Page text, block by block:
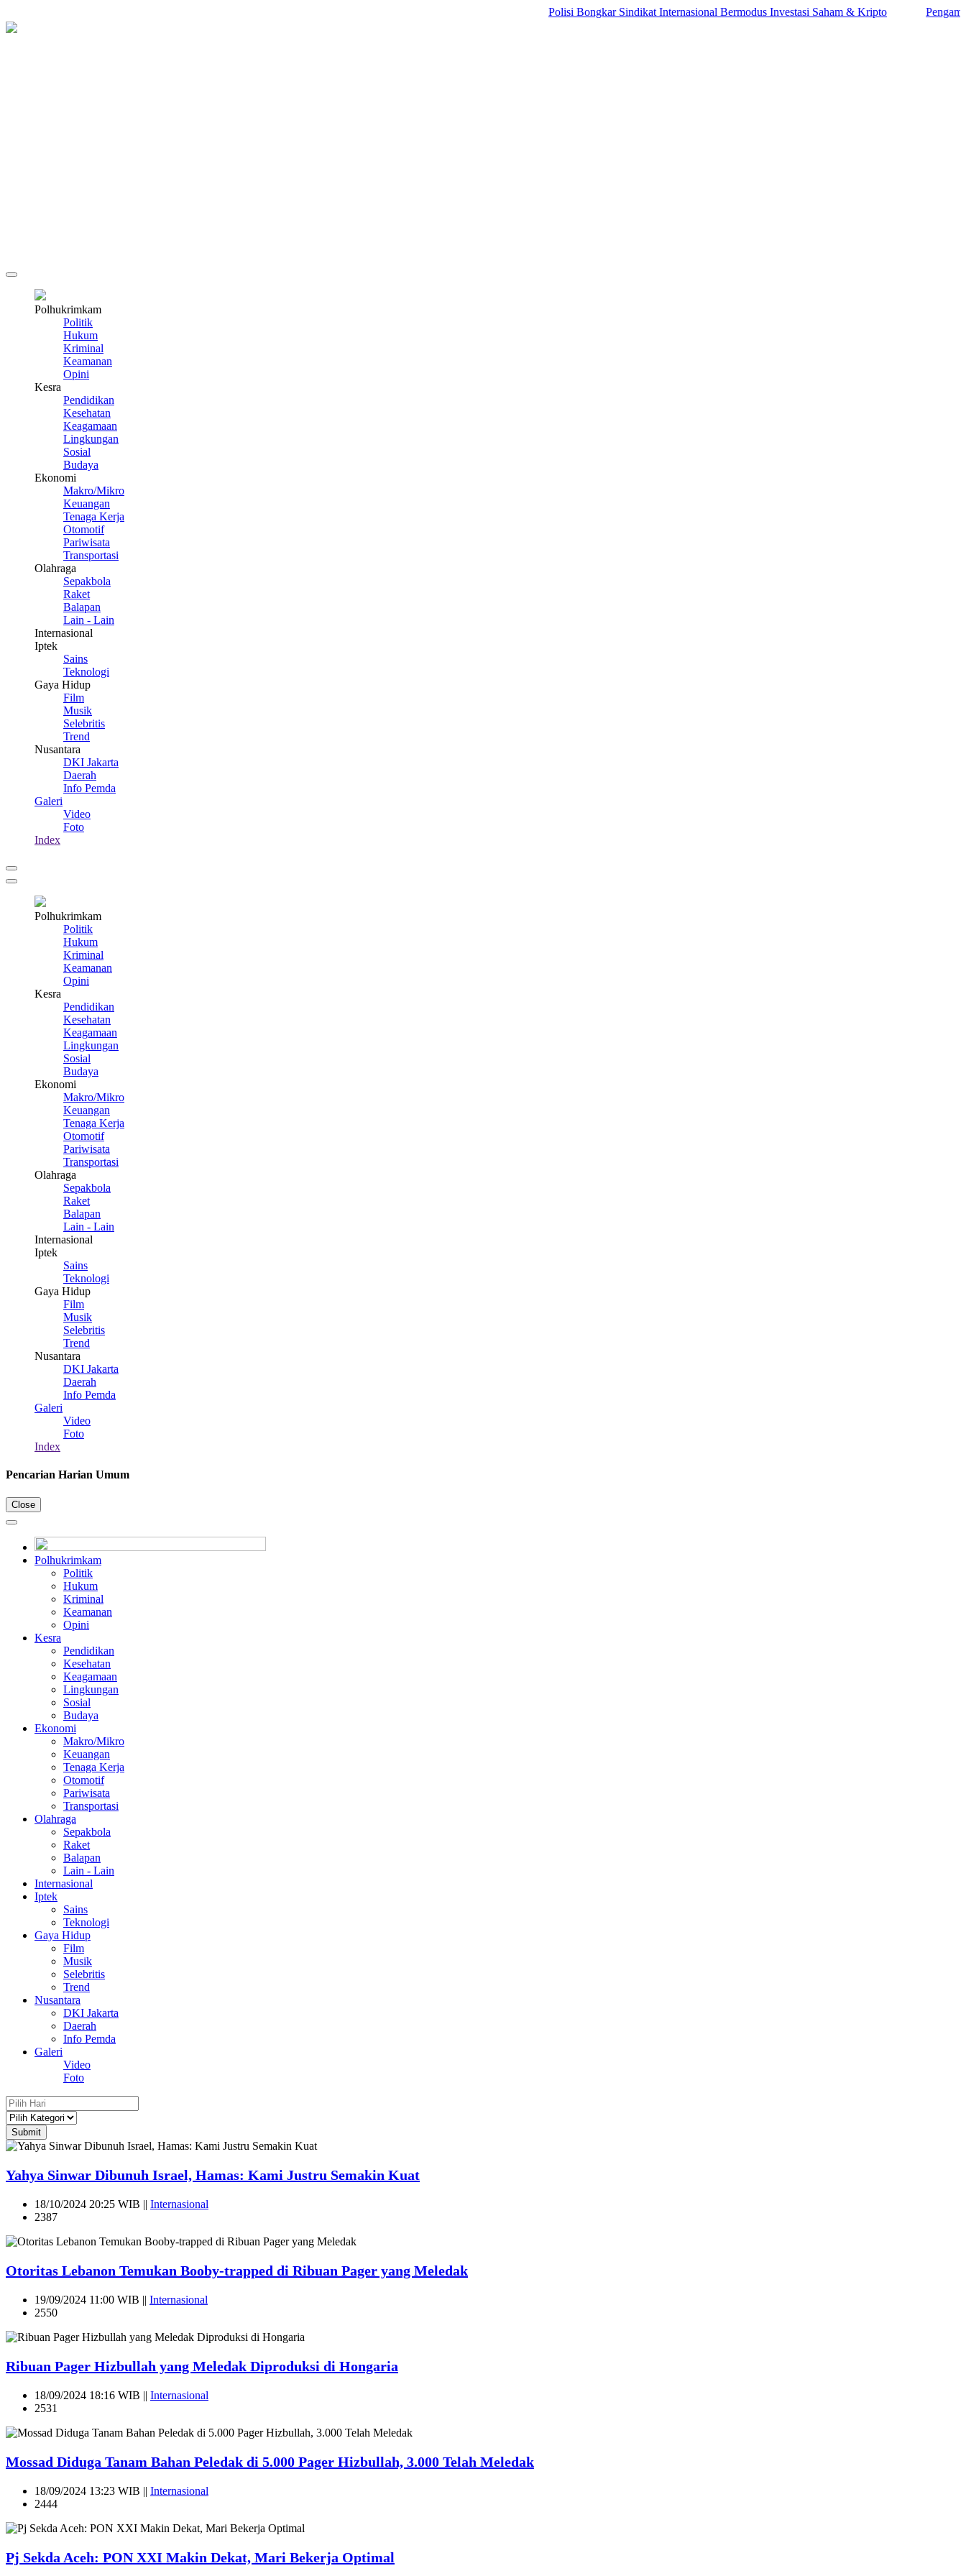
Polisi Bongkar Sindikat Internasional Bermodus Investasi Saham & Kripto Pengamat
Polhukrimkam
Politik
Hukum
Kriminal
Keamanan
Opini
Kesra
Pendidikan
Kesehatan
Keagamaan
Lingkungan
Sosial
Budaya
Ekonomi
Makro/Mikro
Keuangan
Tenaga Kerja
Otomotif
Pariwisata
Transportasi
Olahraga
Sepakbola
Raket
Balapan
Lain - Lain
Internasional
Iptek
Sains
Teknologi
Gaya Hidup
Film
Musik
Selebritis
Trend
Nusantara
DKI Jakarta
Daerah
Info Pemda
Galeri
Video
Foto
Index
Polhukrimkam
Politik
Hukum
Kriminal
Keamanan
Opini
Kesra
Pendidikan
Kesehatan
Keagamaan
Lingkungan
Sosial
Budaya
Ekonomi
Makro/Mikro
Keuangan
Tenaga Kerja
Otomotif
Pariwisata
Transportasi
Olahraga
Sepakbola
Raket
Balapan
Lain - Lain
Internasional
Iptek
Sains
Teknologi
Gaya Hidup
Film
Musik
Selebritis
Trend
Nusantara
DKI Jakarta
Daerah
Info Pemda
Galeri
Video
Foto
Index
Pencarian Harian Umum
Close
Polhukrimkam
Politik
Hukum
Kriminal
Keamanan
Opini
Kesra
Pendidikan
Kesehatan
Keagamaan
Lingkungan
Sosial
Budaya
Ekonomi
Makro/Mikro
Keuangan
Tenaga Kerja
Otomotif
Pariwisata
Transportasi
Olahraga
Sepakbola
Raket
Balapan
Lain - Lain
Internasional
Iptek
Sains
Teknologi
Gaya Hidup
Film
Musik
Selebritis
Trend
Nusantara
DKI Jakarta
Daerah
Info Pemda
Galeri
Video
Foto
Submit
Yahya Sinwar Dibunuh Israel, Hamas: Kami Justru Semakin Kuat
18/10/2024 20:25 WIB || Internasional
2387
Otoritas Lebanon Temukan Booby-trapped di Ribuan Pager yang Meledak
19/09/2024 11:00 WIB || Internasional
2550
Ribuan Pager Hizbullah yang Meledak Diproduksi di Hongaria
18/09/2024 18:16 WIB || Internasional
2531
Mossad Diduga Tanam Bahan Peledak di 5.000 Pager Hizbullah, 3.000 Telah Meledak
18/09/2024 13:23 WIB || Internasional
2444
Pj Sekda Aceh: PON XXI Makin Dekat, Mari Bekerja Optimal